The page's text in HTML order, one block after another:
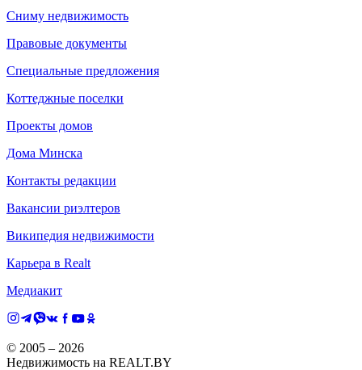
Сниму недвижимость
Правовые документы
Специальные предложения
Коттеджные поселки
Проекты домов
Дома Минска
Контакты редакции
Вакансии риэлтеров
Википедия недвижимости
Карьера в Realt
Медиакит
© 2005 – 2026
Недвижимость на REALT.BY